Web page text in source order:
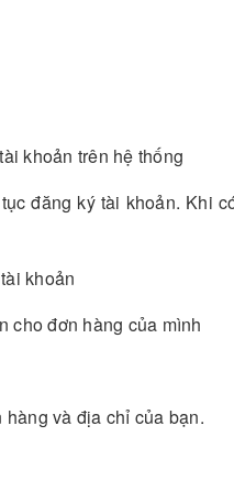
khoản trên hệ thống
đăng ký tài khoản. Khi
khoản
cho đơn hàng của mình
và địa chỉ của bạn.